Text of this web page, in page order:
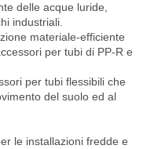
delle acque luride,
industriali.
materiale-efficiente
per tubi di PP-R e
per tubi flessibili che
del suolo ed al
le installazioni fredde e